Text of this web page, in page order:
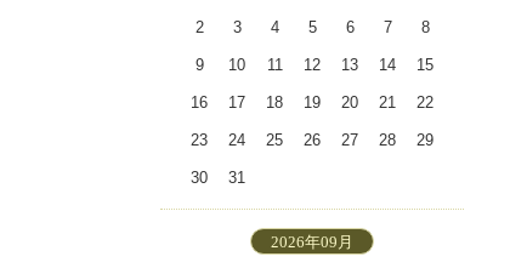
2 3 4 5 6 7 8
9 10 11 12 13 14 15
16 17 18 19 20 21 22
23 24 25 26 27 28 29
30 31
2026年09月